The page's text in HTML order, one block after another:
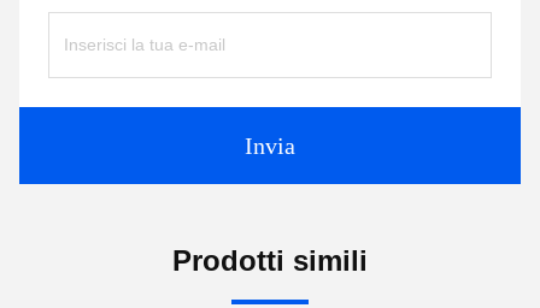
Invia
Prodotti simili